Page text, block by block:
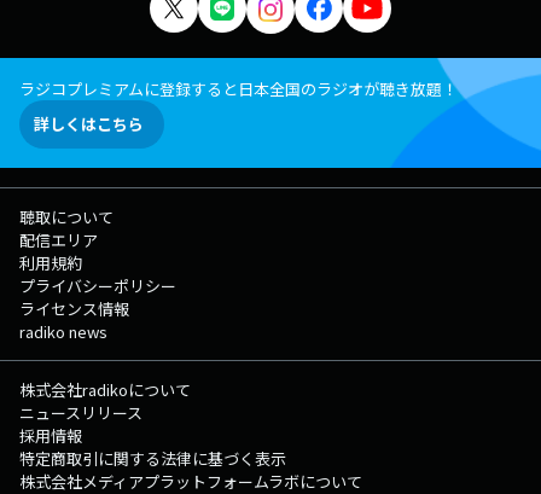
ラジコプレミアムに登録すると日本全国のラジオが聴き放題！
詳しくはこちら
聴取について
配信エリア
利用規約
プライバシーポリシー
ライセンス情報
radiko news
株式会社radikoについて
ニュースリリース
採用情報
特定商取引に関する法律に基づく表示
株式会社メディアプラットフォームラボについて